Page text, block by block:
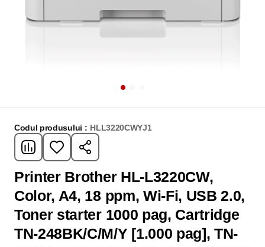
Codul produsului : HLL3220CWYJ1
Printer Brother HL-L3220CW,
Color, A4, 18 ppm, Wi-Fi, USB 2.0,
Toner starter 1000 pag, Cartridge
TN-248BK/C/M/Y [1.000 pag], TN-